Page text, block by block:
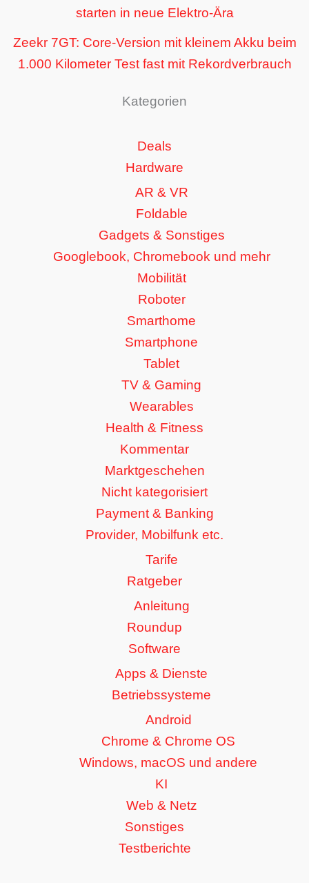
starten in neue Elektro-Ära
Zeekr 7GT: Core-Version mit kleinem Akku beim
1.000 Kilometer Test fast mit Rekordverbrauch
Kategorien
Deals
Hardware
AR & VR
Foldable
Gadgets & Sonstiges
Googlebook, Chromebook und mehr
Mobilität
Roboter
Smarthome
Smartphone
Tablet
TV & Gaming
Wearables
Health & Fitness
Kommentar
Marktgeschehen
Nicht kategorisiert
Payment & Banking
Provider, Mobilfunk etc.
Tarife
Ratgeber
Anleitung
Roundup
Software
Apps & Dienste
Betriebssysteme
Android
Chrome & Chrome OS
Windows, macOS und andere
KI
Web & Netz
Sonstiges
Testberichte